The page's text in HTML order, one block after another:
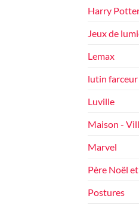
Harry
Jeux de
Lemax
lutin farceur
Luville
Maison -
Marvel
Père Noël
Postures